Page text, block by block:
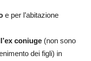
e per l’abitazione
coniuge (non sono
dei figli) in